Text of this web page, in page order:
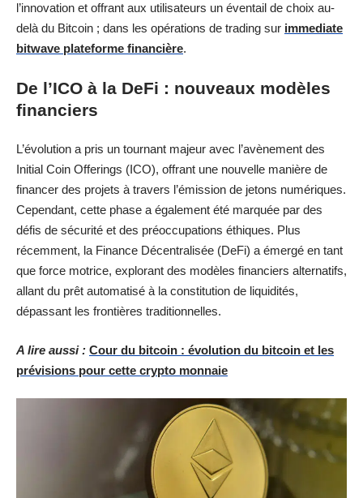
l’innovation et offrant aux utilisateurs un éventail de choix au-
delà du Bitcoin ; dans les opérations de trading sur immediate
bitwave plateforme financière.
De l’ICO à la DeFi : nouveaux modèles
financiers
L’évolution a pris un tournant majeur avec l’avènement des
Initial Coin Offerings (ICO), offrant une nouvelle manière de
financer des projets à travers l’émission de jetons numériques.
Cependant, cette phase a également été marquée par des
défis de sécurité et des préoccupations éthiques. Plus
récemment, la Finance Décentralisée (DeFi) a émergé en tant
que force motrice, explorant des modèles financiers alternatifs,
allant du prêt automatisé à la constitution de liquidités,
dépassant les frontières traditionnelles.
A lire aussi : Cour du bitcoin : évolution du bitcoin et les
prévisions pour cette crypto monnaie